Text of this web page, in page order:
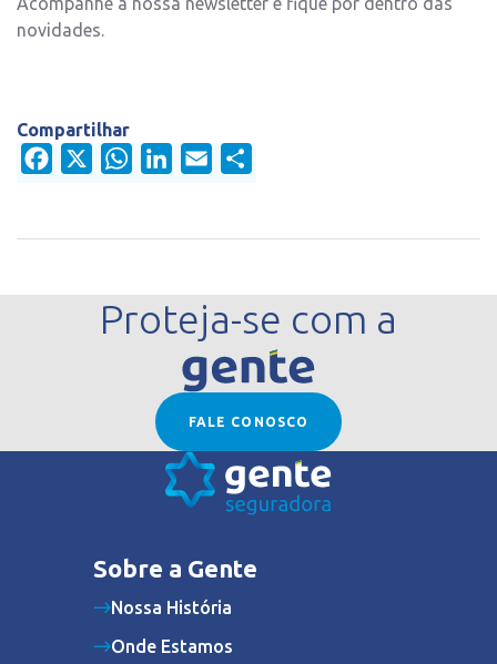
novidades.
Compartilhar
Facebook
WhatsAppLinkedIn
Email
Proteja-se com a
FALE CONOSCO
Sobre a Gente
Nossa História
Onde Estamos